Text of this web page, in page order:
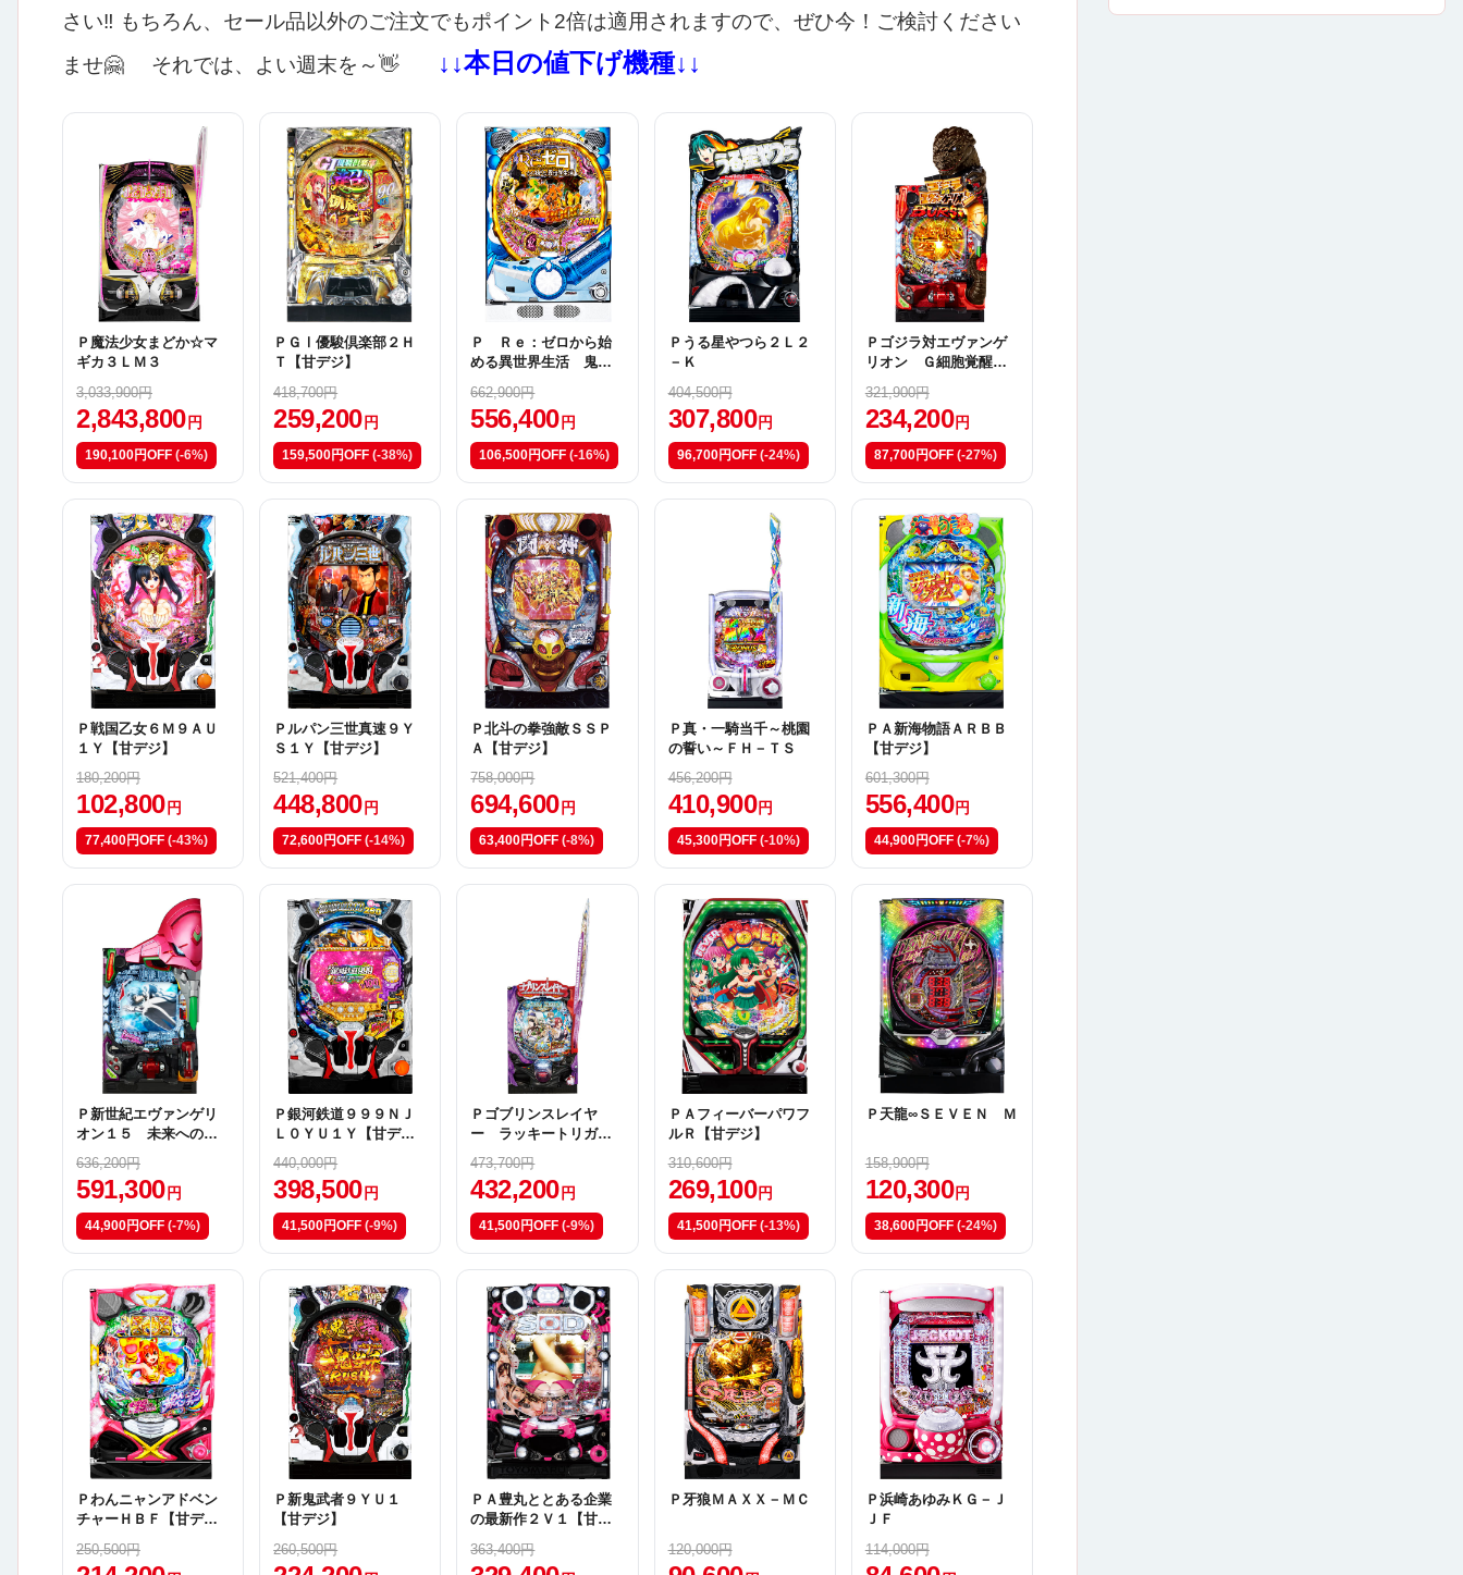
さい‼ もちろん、セール品以外のご注文でもポイント2倍は適用されますので、ぜひ今！ご検討ください
ませ🤗
それでは、よい週末を～👋 ↓↓本日の値下げ機種↓↓
Ｐ魔法少女まどか☆マ
ギカ３ＬＭ３
3,033,900円
2,843,800 円
190,100円OFF (-6%)
ＰＧⅠ優駿倶楽部２Ｈ
Ｔ【甘デジ】
418,700円
259,200 円
159,500円OFF (-38%)
Ｐ Ｒｅ：ゼロから始
める異世界生活 鬼が
662,900円
556,400 円
106,500円OFF (-16%)
Ｐうる星やつら２Ｌ２
－Ｋ
404,500円
307,800 円
96,700円OFF (-24%)
Ｐゴジラ対エヴァンゲ
リオン Ｇ細胞覚醒Ｙ
321,900円
234,200 円
87,700円OFF (-27%)
Ｐ戦国乙女６Ｍ９ＡＵ
１Ｙ【甘デジ】
180,200円
102,800 円
77,400円OFF (-43%)
Ｐルパン三世真速９Ｙ
Ｓ１Ｙ【甘デジ】
521,400円
448,800 円
72,600円OFF (-14%)
Ｐ北斗の拳強敵ＳＳＰ
Ａ【甘デジ】
758,000円
694,600 円
63,400円OFF (-8%)
Ｐ真・一騎当千～桃園
の誓い～ＦＨ－ＴＳ
456,200円
410,900 円
45,300円OFF (-10%)
ＰＡ新海物語ＡＲＢＢ
【甘デジ】
601,300円
556,400 円
44,900円OFF (-7%)
Ｐ新世紀エヴァンゲリ
オン１５ 未来への咆
哮Ｙ
636,200円
591,300 円
44,900円OFF (-7%)
Ｐ銀河鉄道９９９ＮＪ
Ｌ０ＹＵ１Ｙ【甘デ
ジ】
440,000円
398,500 円
41,500円OFF (-9%)
Ｐゴブリンスレイヤ
ー ラッキートリガー
ＶｅｒＪＶＲ
473,700円
432,200 円
41,500円OFF (-9%)
ＰＡフィーバーパワフ
ルＲ【甘デジ】
310,600円
269,100 円
41,500円OFF (-13%)
Ｐ天龍∞ＳＥＶＥＮ Ｍ
158,900円
120,300 円
38,600円OFF (-24%)
Ｐわんニャンアドベン
チャーＨＢＦ【甘デ
250,500円
Ｐ新鬼武者９ＹＵ１
【甘デジ】
260,500円
ＰＡ豊丸ととある企業
の最新作２Ｖ１【甘デ
363,400円
Ｐ牙狼ＭＡＸＸ－ＭＣ
120,000円
Ｐ浜崎あゆみＫＧ－Ｊ
ＪＦ
114,000円